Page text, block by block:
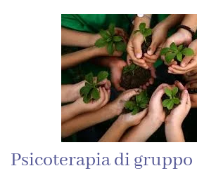
Psicoterapia di gruppo